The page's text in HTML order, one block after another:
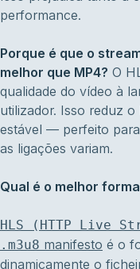
performance.
Porque é que o
melhor que MP4? O
qualidade do vídeo à
utilizador. Isso reduz
estável — perfeito
as ligações variam.
Qual é o melhor
HLS (HTTP Live
.m3u8 manifesto é o
dinamicamente o